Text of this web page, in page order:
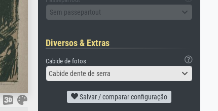
Sem passepartout
Diversos & Extras
Cabide de fotos
Cabide dente de serra
Salvar / comparar configuração